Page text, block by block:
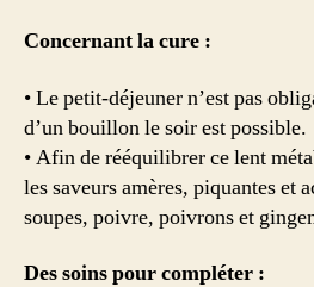
Concernant la cure :
• Le petit-déjeuner n’est pas
d’un bouillon le soir est possible.
• Afin de rééquilibrer ce lent
les saveurs amères, piquantes et
soupes, poivre, poivrons et
Des soins pour compléter :